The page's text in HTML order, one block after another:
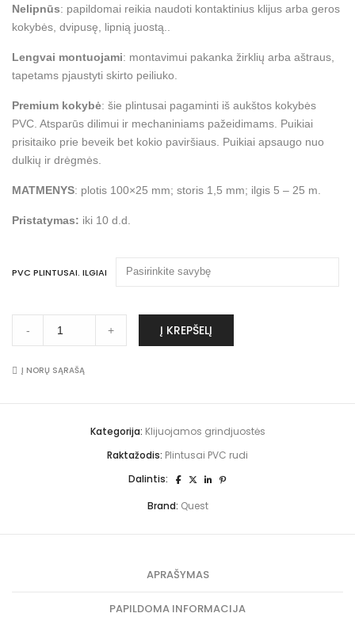
Nelipnūs: papildomai reikia naudoti kontaktinius klijus arba geros
kokybės, dvipusę, lipnią juostą..
Lengvai montuojami: montavimui pakanka žirklių arba aštraus,
tapetams pjaustyti skirto peiliuko.
Premium kokybė: šie plintusai pagaminti iš aukštos kokybės
PVC. Atsparūs dilimui ir mechaniniams pažeidimams. Puikiai
prisitaiko prie beveik bet kokio paviršiaus. Puikiai apsaugo nuo
dulkių ir drėgmės.
MATMENYS: plotis 100×25 mm; storis 1,5 mm; ilgis 5 – 25 m.
Pristatymas: iki 10 d.d.
PVC PLINTUSAI. ILGIAI
PVC,
rudi
mm;
- + Į KREPŠELĮ
Į NORŲ SĄRAŠĄ
Kategorija: Klijuojamos grindjuostės
Raktažodis: Plintusai PVC rudi
Dalintis:
Brand: Quest
APRAŠYMAS
PAPILDOMA INFORMACIJA